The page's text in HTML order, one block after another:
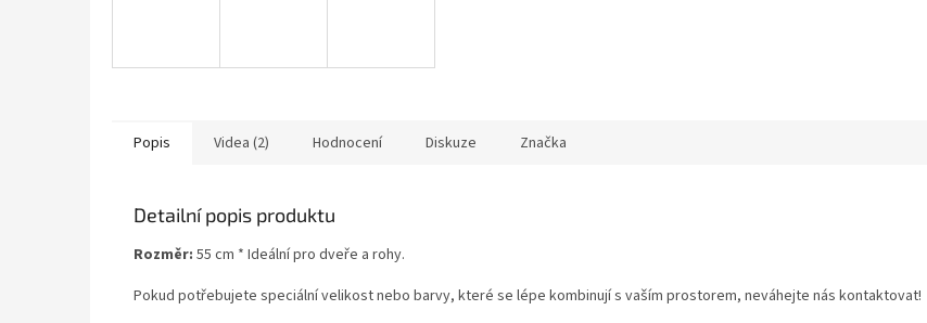
Popis Videa (2) Hodnocení Diskuze Značka
Detailní popis produktu
Rozměr: 55 cm * Ideální pro dveře a rohy.
Pokud potřebujete speciální velikost nebo barvy, které se lépe kombinují s vaším prostorem, neváhejte nás kontaktovat!